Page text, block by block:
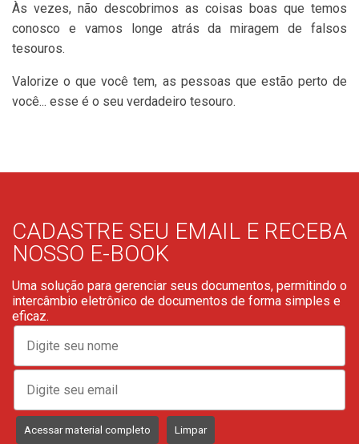
Às vezes, não descobrimos as coisas boas que temos
conosco e vamos longe atrás da miragem de falsos
tesouros.
Valorize o que você tem, as pessoas que estão perto de
você... esse é o seu verdadeiro tesouro.
CADASTRE SEU EMAIL E RECEBA
NOSSO E-BOOK
Uma solução para gerenciar seus documentos, permitindo o
intercâmbio eletrônico de documentos de forma simples e
eficaz.
Acessar material completo Limpar